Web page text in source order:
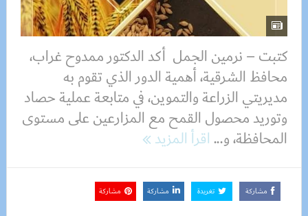
كتبت – نرمين الجمل أكد الدكتور ممدوح غراب،
محافظ الشرقية، أهمية الدور الذي تقوم به
مديريتي الزراعة والتموين، في متابعة عملية حصاد
وتوريد محصول القمح مع المزارعين على مستوى
المحافظة، و...اقرأ المزيد
مشاركة تغريدة مشاركة مشاركة